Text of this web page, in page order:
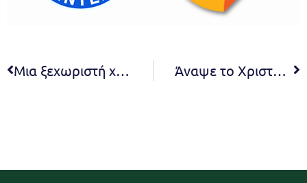
Μια ξεχωριστή χριστουγεννιάτικη συναυλία με τη μαγεία της άρπας στα Μελίσσια Άναψε το Χριστουγεννιάτικο Δέντρο στην Πεντέλη!